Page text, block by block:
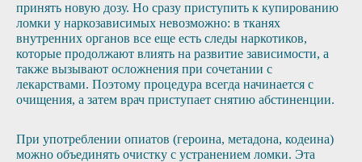
принять новую дозу. Но сразу приступить к купированию
ломки у наркозависимых невозможно: в тканях
внутренних органов все еще есть следы наркотиков,
которые продолжают влиять на развитие зависимости, а
также вызывают осложнения при сочетании с
лекарствами. Поэтому процедура всегда начинается с
очищения, а затем врач приступает снятию абстиненции.
При употреблении опиатов (героина, метадона, кодеина)
можно объединять очистку с устранением ломки. Эта